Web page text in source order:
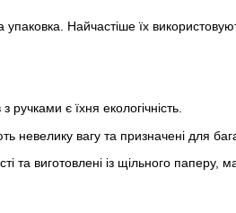
Найчастіше їх
є їхня екологічність.
невелику вагу та призначені для
та виготовлені із щільного паперу,